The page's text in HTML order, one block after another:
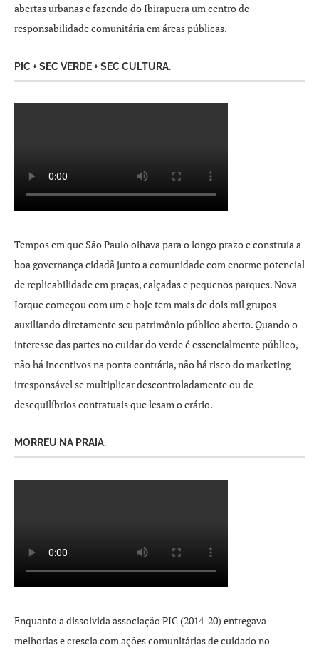
abertas urbanas e fazendo do Ibirapuera um centro de
responsabilidade comunitária em áreas públicas.
PIC + SEC VERDE + SEC CULTURA.
Tempos em que São Paulo olhava para o longo prazo e construía a
boa governança cidadã junto a comunidade com enorme potencial
de replicabilidade em praças, calçadas e pequenos parques. Nova
Iorque começou com um e hoje tem mais de dois mil grupos
auxiliando diretamente seu patrimônio público aberto. Quando o
interesse das partes no cuidar do verde é essencialmente público,
não há incentivos na ponta contrária, não há risco do marketing
irresponsável se multiplicar descontroladamente ou de
desequilíbrios contratuais que lesam o erário.
MORREU NA PRAIA.
Enquanto a dissolvida associação PIC (2014-20) entregava
melhorias e crescia com ações comunitárias de cuidado no